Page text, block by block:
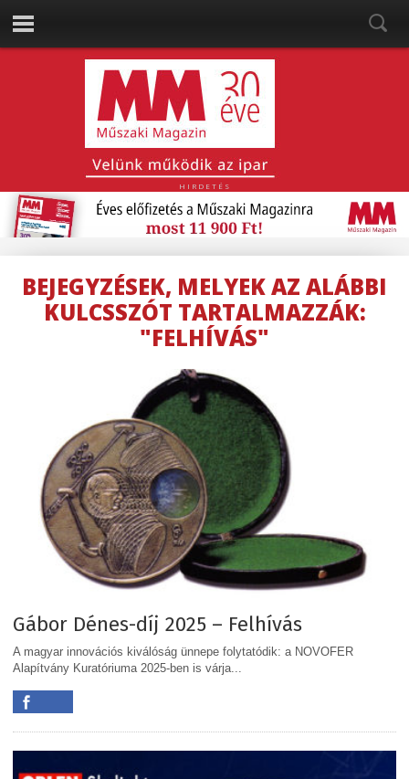
HIRDETÉS
BEJEGYZÉSEK, MELYEK AZ ALÁBBI
KULCSSZÓT TARTALMAZZÁK:
"FELHÍVÁS"
Gábor Dénes-díj 2025 – Felhívás
A magyar innovációs kiválóság ünnepe folytatódik: a NOVOFER
Alapítvány Kuratóriuma 2025-ben is várja...